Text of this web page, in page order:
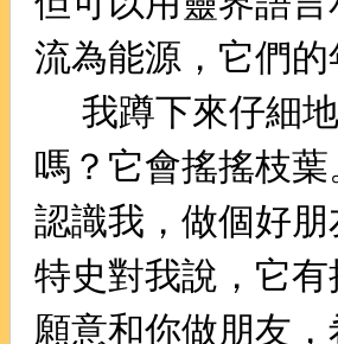
流為能源，它們
我蹲下來仔細地
嗎？它會搖搖枝
認識我，做個好
特史對我說，它
願意和你做朋友